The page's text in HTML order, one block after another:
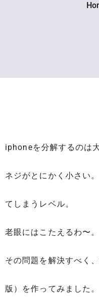
iphoneを分解するのは
ネジがとにかく小さい
てしまうレベル。
老眼にはこたえるわ〜。
その問題を解決すべく
版）を作ってみました。